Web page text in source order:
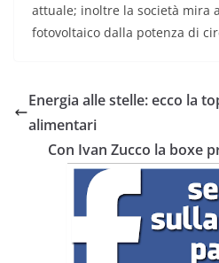
attuale; inoltre la società mira
fotovoltaico dalla potenza di
Energia alle stelle: ecco la
alimentari
Con Ivan Zucco la boxe